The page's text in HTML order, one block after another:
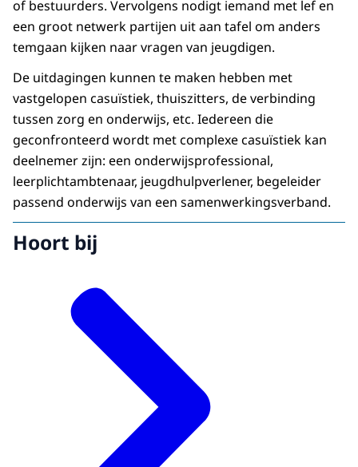
of bestuurders. Vervolgens nodigt iemand met lef en
een groot netwerk partijen uit aan tafel om anders
temgaan kijken naar vragen van jeugdigen.
De uitdagingen kunnen te maken hebben met
vastgelopen casuïstiek, thuiszitters, de verbinding
tussen zorg en onderwijs, etc. Iedereen die
geconfronteerd wordt met complexe casuïstiek kan
deelnemer zijn: een onderwijsprofessional,
leerplichtambtenaar, jeugdhulpverlener, begeleider
passend onderwijs van een samenwerkingsverband.
Hoort bij